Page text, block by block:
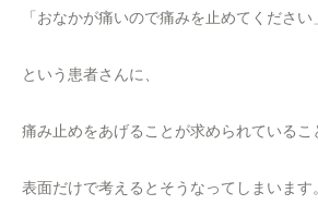
「おなかが痛いので痛みを止めてください」
という患者さんに、
痛み止めをあげることが求められているこ
表面だけで考えるとそうなってしまいます。